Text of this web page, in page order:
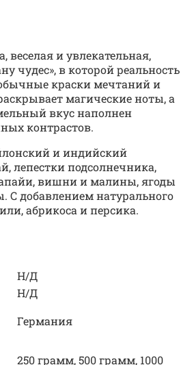
веселая и увлекательная,
чудес», в которой реальность
краски мечтаний и
магические ноты, а
вкус наполнен
контрастов.
и индийский
лепестки подсолнечника,
вишни и малины, ягоды
С добавлением натурального
абрикоса и персика.
Н/Д
Н/Д
Германия
250 грамм, 500 грамм, 1000